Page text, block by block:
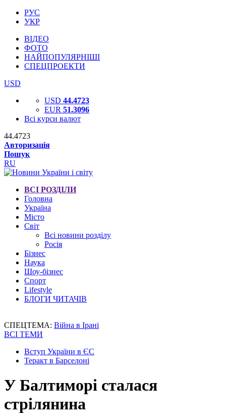
РУС
УКР
ВІДЕО
ФОТО
НАЙПОПУЛЯРНІШІ
СПЕЦПРОЕКТИ
USD
USD 44.4723
EUR 51.3096
Всі курси валют
44.4723
Авторизація
Пошук
RU
ВСІ РОЗДІЛИ
Головна
Україна
Місто
Світ
Всі новини розділу
Росія
Бізнес
Наука
Шоу-бізнес
Спорт
Lifestyle
БЛОГИ ЧИТАЧІВ
СПЕЦТЕМА: Війна в Ірані
ВСІ ТЕМИ
Вступ України в ЄС
Теракт в Барселоні
У Балтиморі сталася
стрілянина